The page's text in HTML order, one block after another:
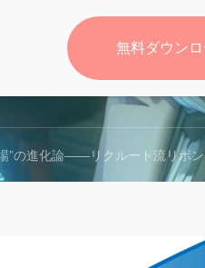
無料
”の進化論――リクルート流リボンモ
無料ダウン